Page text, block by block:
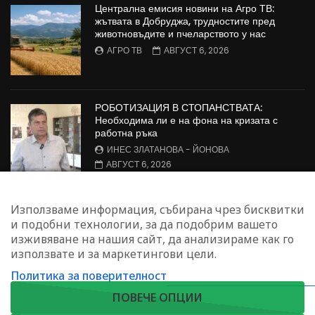
Централна емисия новини на Агро ТВ:
жътвата в Добруджа, трудностите пред
животновъдите и пчеларството у нас
АГРО ТВ АВГУСТ 6, 2026
РОБОТИЗАЦИЯ В СТОПАНСТВАТА:
Необходима ли е на фона на кризата с
работна ръка
ИНЕС ЗЛАТАНОВА - ЙОНОВА
АВГУСТ 6, 2026
Борсовата информация по АГРО ТВ на 6
август
АГРО ТВ АВГУСТ 6, 2026
Използваме информация, събирана чрез бисквитки
и подобни технологии, за да подобрим вашето
изживяване на нашия сайт, да анализираме как го
използвате и за маркетингови цели.
Политика за поверителност
ПОВЕЧЕ ОПЦИИ
ЗАПИШЕТЕ СЕ ЗА НАШИЯ БЮЛЕТИН